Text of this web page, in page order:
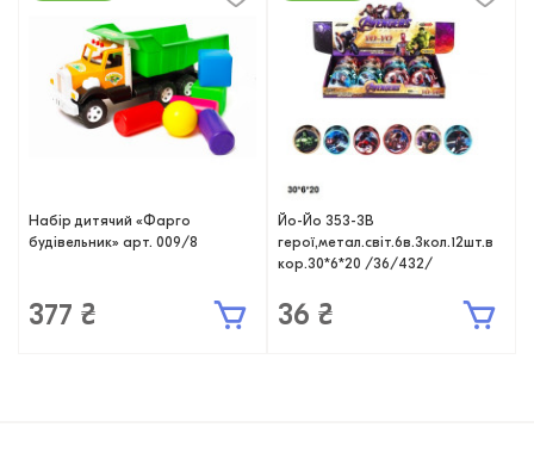
Набір дитячий «Фарго
будівельник» арт. 009/8
377 ₴
Йо-Йо 353-3B
герої,метал.світ.6в.3кол.12шт.в
кор.30*6*20 /36/432/
36 ₴